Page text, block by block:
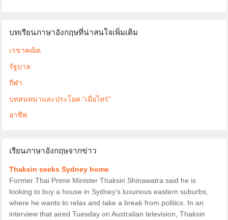
บทเรียนภาษาอังกฤษที่น่าสนใจเพิ่มเติม
เรขาคณิต
รัฐบาล
กีฬา
บทสนทนาและประโยค “เมื่อไหร่”
อาชีพ
เรียนภาษาอังกฤษจากข่าว
Thaksin seeks Sydney home
Former Thai Prime Minister Thaksin Shinawatra said he is
looking to buy a house in Sydney's luxurious eastern suburbs,
where he wants to relax and take a break from politics. In an
interview that aired Tuesday on Australian television, Thaksin